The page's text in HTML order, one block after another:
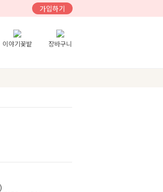
가입하기
이야기꽃밭 장바구니